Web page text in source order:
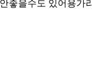
좋을수도 있어용가